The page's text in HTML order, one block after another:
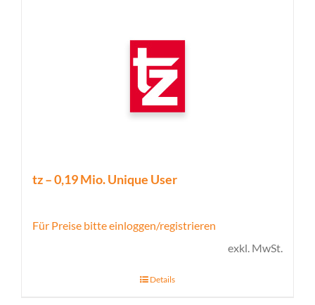
tz – 0,19 Mio. Unique User
Für Preise bitte einloggen/registrieren
exkl. MwSt.
Details